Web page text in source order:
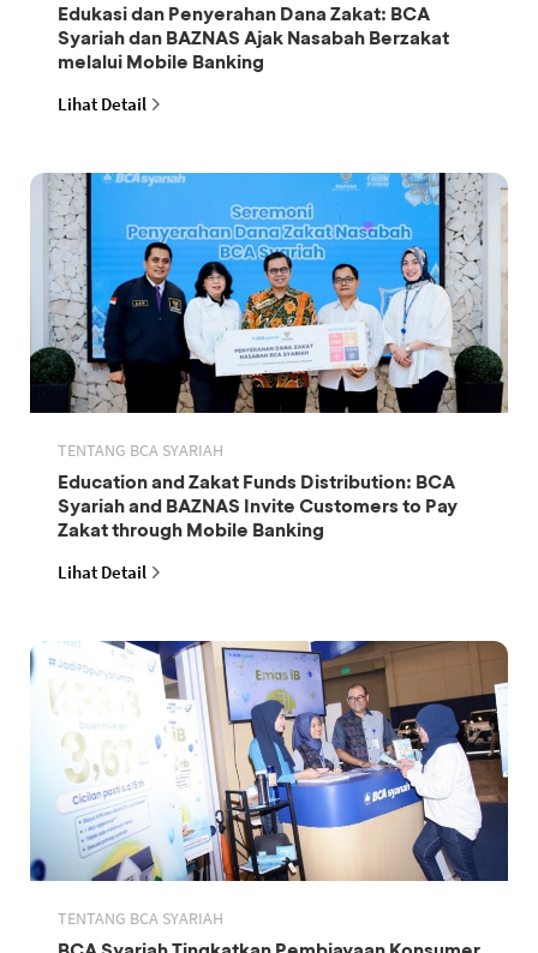
Edukasi dan Penyerahan Dana Zakat: BCA
Syariah dan BAZNAS Ajak Nasabah Berzakat
melalui Mobile Banking
Lihat Detail
TENTANG BCA SYARIAH
Education and Zakat Funds Distribution: BCA
Syariah and BAZNAS Invite Customers to Pay
Zakat through Mobile Banking
Lihat Detail
TENTANG BCA SYARIAH